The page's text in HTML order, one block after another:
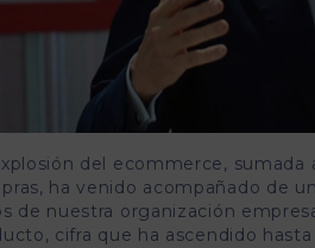
del ecommerce,
ha venido acompañado de
de nuestra organización
cifra que ha ascendido